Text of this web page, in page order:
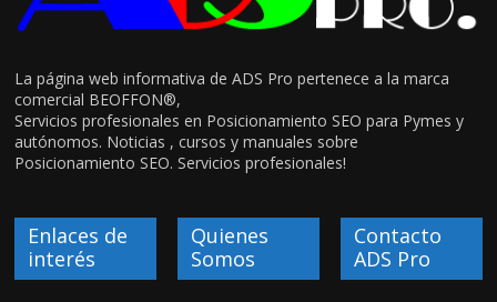
La página web informativa de ADS Pro pertenece a la marca
comercial BEOFFON®,
Servicios profesionales en Posicionamiento SEO para Pymes y
autónomos. Noticias , cursos y manuales sobre
Posicionamiento SEO. Servicios profesionales!
Enlaces de
interés
Quienes
Somos
Contacto
ADS Pro